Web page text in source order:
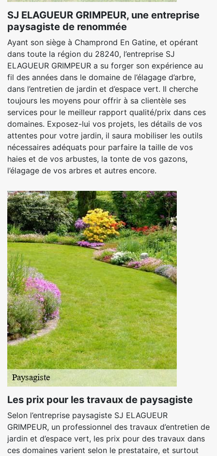
SJ ELAGUEUR GRIMPEUR, une entreprise
paysagiste de renommée
Ayant son siège à Champrond En Gatine, et opérant
dans toute la région du 28240, l’entreprise SJ
ELAGUEUR GRIMPEUR a su forger son expérience au
fil des années dans le domaine de l’élagage d’arbre,
dans l’entretien de jardin et d’espace vert. Il cherche
toujours les moyens pour offrir à sa clientèle ses
services pour le meilleur rapport qualité/prix dans ces
domaines. Exposez-lui vos projets, les détails de vos
attentes pour votre jardin, il saura mobiliser les outils
nécessaires adéquats pour parfaire la taille de vos
haies et de vos arbustes, la tonte de vos gazons,
l’élagage de vos arbres et autres encore.
Les prix pour les travaux de paysagiste
Selon l’entreprise paysagiste SJ ELAGUEUR
GRIMPEUR, un professionnel des travaux d’entretien de
jardin et d’espace vert, les prix pour des travaux dans
ces domaines varient selon le prestataire, et surtout